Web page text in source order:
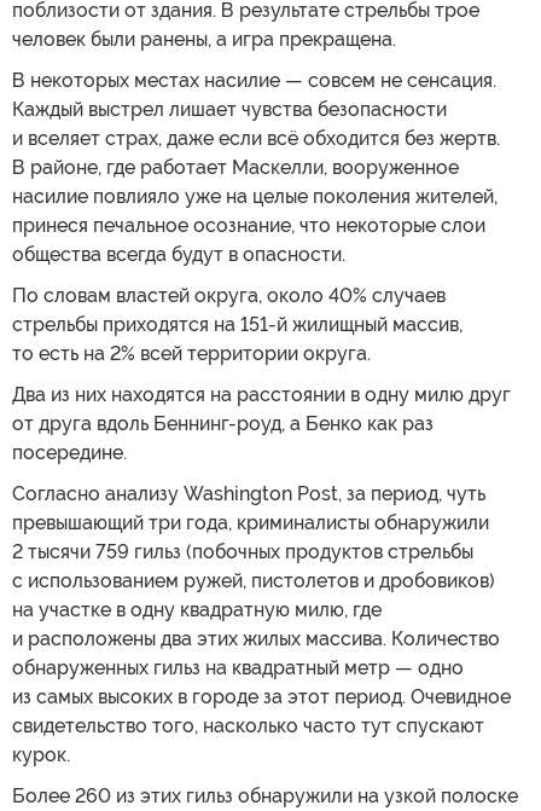
поблизости от здания. В результате стрельбы трое
человек были ранены, а игра прекращена.
В некоторых местах насилие — совсем не сенсация.
Каждый выстрел лишает чувства безопасности
и вселяет страх, даже если всё обходится без жертв.
В районе, где работает Маскелли, вооруженное
насилие повлияло уже на целые поколения жителей,
принеся печальное осознание, что некоторые слои
общества всегда будут в опасности.
По словам властей округа, около 40% случаев
стрельбы приходятся на 151-й жилищный массив,
то есть на 2% всей территории округа.
Два из них находятся на расстоянии в одну милю друг
от друга вдоль Беннинг-роуд, а Бенко как раз
посередине.
Согласно анализу Washington Post, за период, чуть
превышающий три года, криминалисты обнаружили
2 тысячи 759 гильз (побочных продуктов стрельбы
с использованием ружей, пистолетов и дробовиков)
на участке в одну квадратную милю, где
и расположены два этих жилых массива. Количество
обнаруженных гильз на квадратный метр — одно
из самых высоких в городе за этот период. Очевидное
свидетельство того, насколько часто тут спускают
курок.
Более 260 из этих гильз обнаружили на узкой полоске